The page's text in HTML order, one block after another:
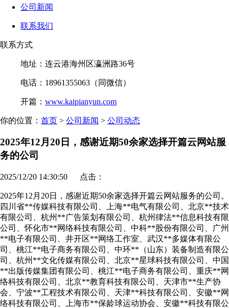
公司新闻
联系我们
联系方式
地址：连云港海州区瀛洲路36号
电话：18961355063（同微信）
开篇： www.kaipianyun.com
你的位置： 首页 > 公司新闻 > 公司动态
2025年12月20日，感谢近期50余家选择开篇云网站服
务的公司
2025/12/20 14:30:50 点击：
2025年12月20日，感谢近期50余家选择开篇云网站服务的公司。
四川省**传媒科技有限公司、上海**电气有限公司、北京**技术
有限公司、杭州**广告策划有限公司、杭州律法**信息科技有限
公司、怀化市**网络科技有限公司、中科**股份有限公司、广州
**电子有限公司、井开区**网络工作室、武汉**多媒体有限公
司、桃江**电子商务有限公司、中环**（山东）装备制造有限公
司、杭州**文化传媒有限公司、北京**星球科技有限公司、中国
**出版传媒集团有限公司、桃江**电子商务有限公司、重庆**网
络科技有限公司、北京**教育科技有限公司、天津市**生产协
会、宁波**工程技术有限公司、天津**科技有限公司、安徽**网
络科技有限公司、上海市**保龄球运动协会、安徽**科技有限公